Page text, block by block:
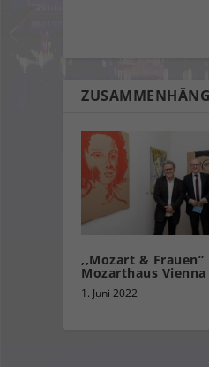
,,Mozart & Frauen”
Mozarthaus Vienna
1. Juni 2022